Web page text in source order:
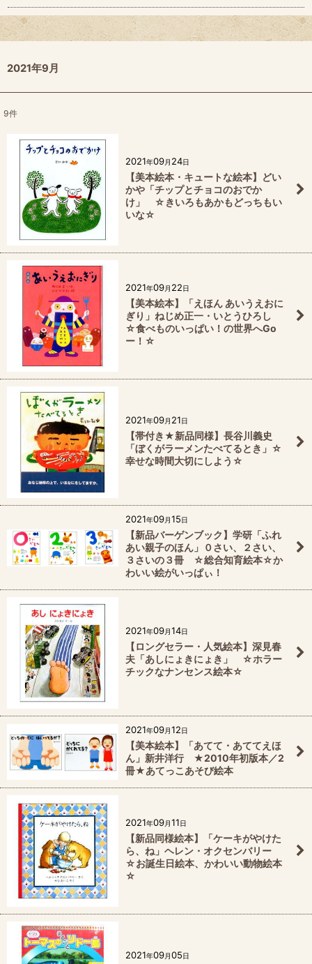
2021年9月
9件
2021年09月 24日
【美本絵本・キュートな絵本】どい
かや「チップとチョコのおでか
け」 ☆きいろもあかもどっちもい
いな☆
2021年09月 22日
【美本絵本】「えほん あいうえおに
ぎり」ねじめ正一・いとうひろし
☆食べものいっぱい！の世界へGo
ー！☆
2021年09月 21日
【帯付き★新品同様】長谷川義史
「ぼくがラーメンたべてるとき」☆
幸せな時間大切にしよう☆
2021年09月15日
【新品バーゲンブック】学研「ふれ
あい親子のほん」０さい、２さい、
３さいの３冊 ☆総合知育絵本☆か
わいい絵がいっぱぃ！
2021年09月14日
【ロングセラー・人気絵本】深見春
夫「あしにょきにょき」 ☆ホラー
チックなナンセンス絵本☆
2021年09月12日
【美本絵本】「あてて・あててえほ
ん」新井洋行 ★2010年初版本／2
冊★あてっこあそび絵本
2021年09月11日
【新品同様絵本】「ケーキがやけた
ら、ね」ヘレン・オクセンバリー
☆お誕生日絵本、かわいい動物絵本
☆
2021年09月05日